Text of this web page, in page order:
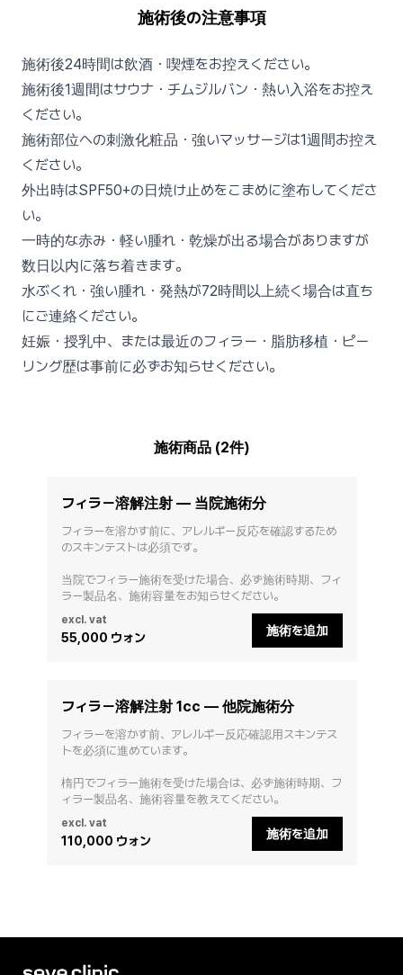
施術後の注意事項
施術後24時間は飲酒・喫煙をお控えください。
施術後1週間はサウナ・チムジルバン・熱い入浴をお控え
ください。
施術部位への刺激化粧品・強いマッサージは1週間お控え
ください。
外出時はSPF50+の日焼け止めをこまめに塗布してくださ
い。
一時的な赤み・軽い腫れ・乾燥が出る場合がありますが
数日以内に落ち着きます。
水ぶくれ・強い腫れ・発熱が72時間以上続く場合は直ち
にご連絡ください。
妊娠・授乳中、または最近のフィラー・脂肪移植・ピー
リング歴は事前に必ずお知らせください。
施術商品 (2件)
フィラー溶解注射 — 当院施術分
フィラーを溶かす前に、アレルギー反応を確認するため
のスキンテストは必須です。
当院でフィラー施術を受けた場合、必ず施術時期、フィ
ラー製品名、施術容量をお知らせください。
excl. vat
55,000 ウォン 施術を追加
フィラー溶解注射 1cc — 他院施術分
フィラーを溶かす前、アレルギー反応確認用スキンテス
トを必須に進めています。
楕円でフィラー施術を受けた場合は、必ず施術時期、フ
ィラー製品名、施術容量を教えてください。
excl. vat
110,000 ウォン 施術を追加